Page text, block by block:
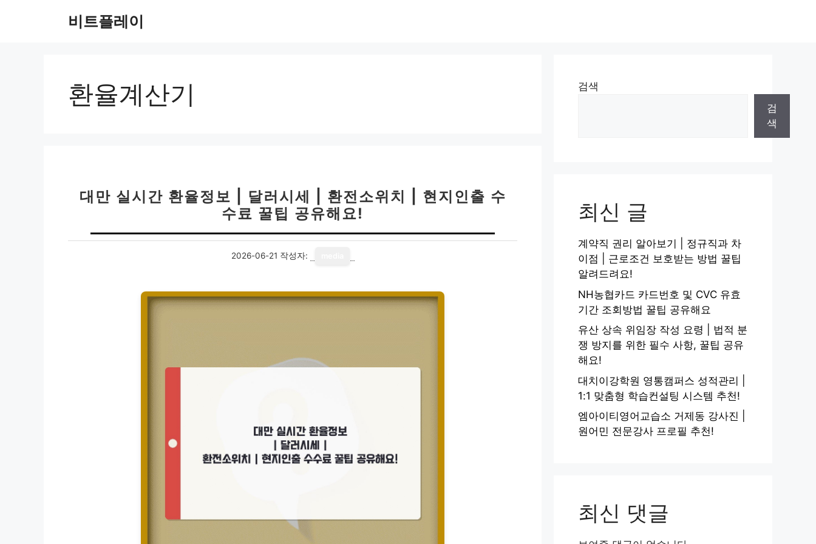
비트플레이
환율계산기
대만 실시간 환율정보 | 달러시세 | 환전소위치 | 현지인출 수
수료 꿀팁 공유해요!
2026-06-21 작성자:
검색
검
색
최신 글
계약직 권리 알아보기 | 정규직과 차
이점 | 근로조건 보호받는 방법 꿀팁
알려드려요!
NH농협카드 카드번호 및 CVC 유효
기간 조회방법 꿀팁 공유해요
유산 상속 위임장 작성 요령 | 법적 분
쟁 방지를 위한 필수 사항, 꿀팁 공유
해요!
대치이강학원 영통캠퍼스 성적관리 |
1:1 맞춤형 학습컨설팅 시스템 추천!
엠아이티영어교습소 거제동 강사진 |
원어민 전문강사 프로필 추천!
최신 댓글